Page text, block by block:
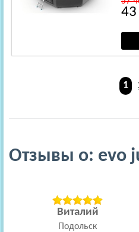
1
Отзывы о: evo
Виталий
Подольск